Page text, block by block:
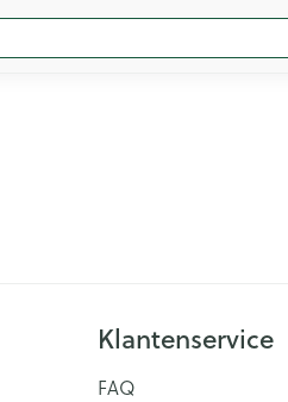
Klantenservice
FAQ